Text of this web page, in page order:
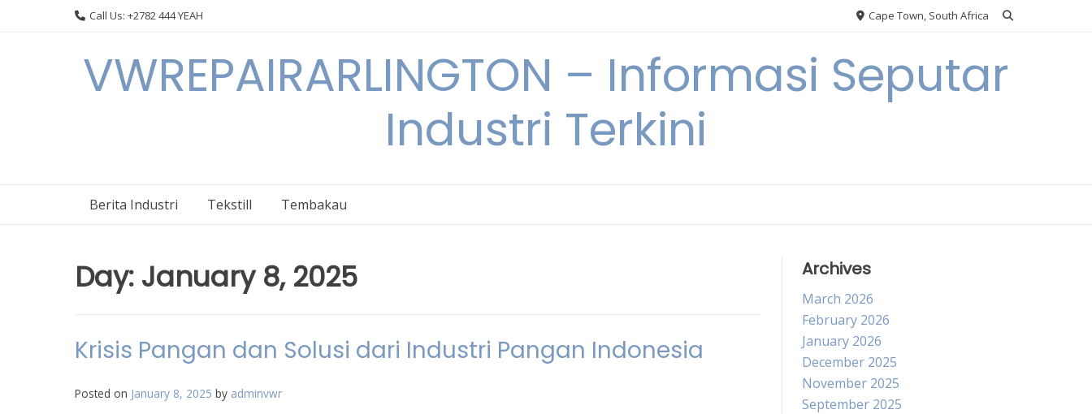
Call Us: +2782 444 YEAH Cape Town, South Africa
VWREPAIRARLINGTON – Informasi Seputar
Industri Terkini
Berita Industri Tekstill Tembakau
Day: January 8, 2025
Krisis Pangan dan Solusi dari Industri Pangan Indonesia
Posted on January 8, 2025 by adminvwr
Archives
March 2026
February 2026
January 2026
December 2025
November 2025
September 2025